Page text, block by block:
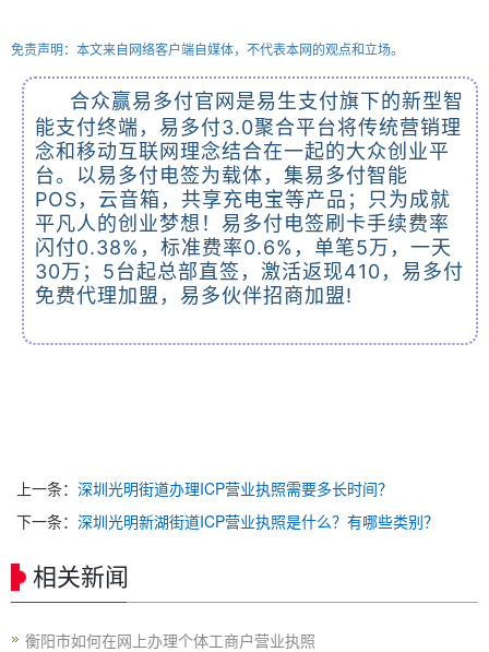
免责声明：本文来自网络客户端自媒体，不代表本网的观点和立场。
合众赢易多付官网是易生支付旗下的新型智
能支付终端，易多付3.0聚合平台将传统营销理
念和移动互联网理念结合在一起的大众创业平
台。以易多付电签为载体，集易多付智能
POS，云音箱，共享充电宝等产品；只为成就
平凡人的创业梦想！易多付电签刷卡手续费率
闪付0.38%，标准费率0.6%，单笔5万，一天
30万；5台起总部直签，激活返现410，易多付
免费代理加盟，易多伙伴招商加盟!
上一条： 深圳光明街道办理ICP营业执照需要多长时间？
下一条： 深圳光明新湖街道ICP营业执照是什么？有哪些类别？
相关新闻
衡阳市如何在网上办理个体工商户营业执照